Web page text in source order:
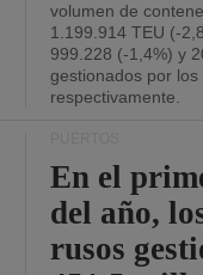
volumen de
1.199.914 TEU (-
999.228 (-1,4%) y
gestionados por
respectivamente.
En el
del año,
rusos